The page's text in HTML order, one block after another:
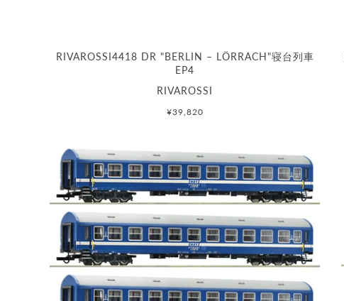
RIVAROSSI4418 DR "BERLIN – LÖRRACH"寝台列車
EP4
RIVAROSSI
¥39,820